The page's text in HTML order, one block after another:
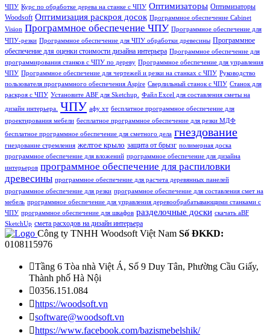
ЧПУ Курс по обработке дерева на станке с ЧПУ Оптимизаторы Оптимизаторы
Woodsoft Оптимизация раскроя досок Программное обеспечение Cabinet
Vision Программное обеспечение ЧПУ Программное обеспечение для
ЧПУ-резки Программное обеспечение для ЧПУ обработки древесины Программное
обеспечение для оценки стоимости дизайна интерьера Программное обеспечение для
программирования станков с ЧПУ по дереву Программное обеспечение для управления
ЧПУ Программное обеспечение для чертежей и резки на станках с ЧПУ Руководство
пользователя программного обеспечения Aspire Сверлильный станок с ЧПУ Станок для
раскроя с ЧПУ Установите ABF для Sketchup. Файл Excel для составления сметы на
дизайн интерьера. ЧПУ афу хт бесплатное программное обеспечение для
проектирования мебели бесплатное программное обеспечение для резки МДФ
бесплатное программное обеспечение для сметного дела гнездование
гнездование стремления желтое крыло защита от брызг полимерная доска
программное обеспечение для вложений программное обеспечение для дизайна
интерьеров программное обеспечение для распиловки
древесины программное обеспечение для расчета деревянных панелей
программное обеспечение для резки программное обеспечение для составления смет на
мебель программное обеспечение для управления деревообрабатывающими станками с
ЧПУ программное обеспечение для шкафов разделочные доски скачать aBF
SketchUp смета расходов на дизайн интерьера
Công ty TNHH Woodsoft Việt Nam Số ĐKKD:
0108115976
Tầng 6 Tòa nhà Việt Á, Số 9 Duy Tân, Phường Cầu Giấy,
Thành phố Hà Nội
0356.151.084
https://woodsoft.vn
software@woodsoft.vn
https://www.facebook.com/bazismebelshik/